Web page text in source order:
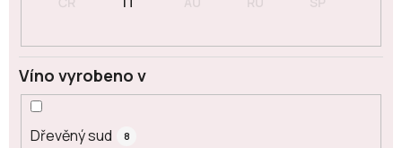
Víno vyrobeno v
Dřevěný sud 8